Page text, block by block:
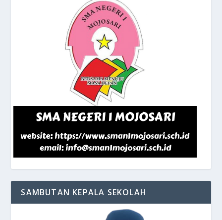
SAMBUTAN KEPALA SEKOLAH